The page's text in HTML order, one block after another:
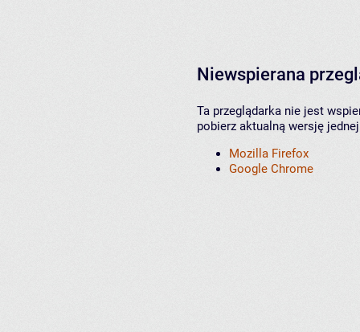
Niewspierana
Ta przeglądarka nie jest
pobierz aktualną wersję
Mozilla Firefox
Google Chrome